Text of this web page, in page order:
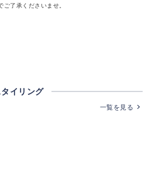
ご了承くださいませ。
イリング
一覧を見る